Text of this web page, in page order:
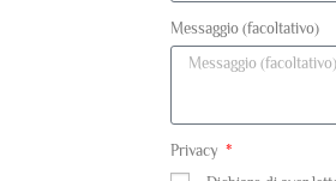
Messaggio (facoltativo)
Privacy